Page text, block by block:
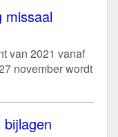
missaal
van 2021 vanaf
november wordt